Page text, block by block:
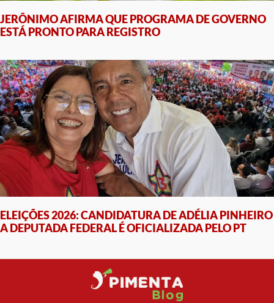
JERÔNIMO AFIRMA QUE PROGRAMA DE GOVERNO
ESTÁ PRONTO PARA REGISTRO
ELEIÇÕES 2026: CANDIDATURA DE ADÉLIA PINHEIRO
A DEPUTADA FEDERAL É OFICIALIZADA PELO PT